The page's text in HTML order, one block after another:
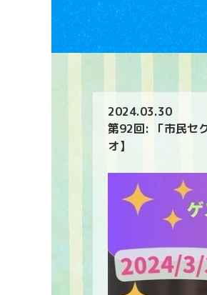
2024.03.30
第92回: 「市民セ
オ】